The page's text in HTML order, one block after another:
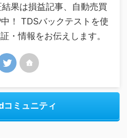
果は損益記事、自動売買
！ TDSバックテストを使
・情報をお伝えします。
ミュニティ